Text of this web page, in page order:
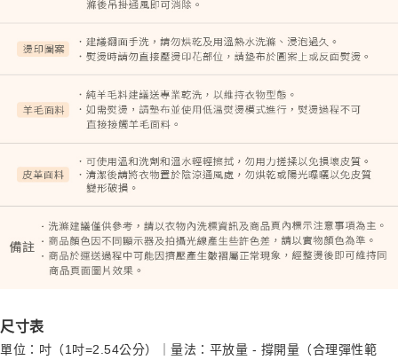
尺寸表
單位：吋（1吋=2.54公分）｜量法：平放量 - 撐開量（合理彈性範